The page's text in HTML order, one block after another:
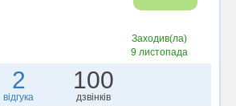
Заходив(ла)
9 листопада
2
відгука
100
дзвінків